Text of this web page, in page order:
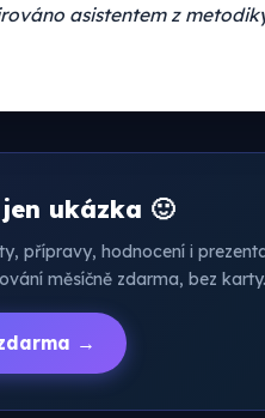
asistentem z
ukázka 🙂
přípravy, hodnocení i
měsíčně zdarma, bez karty.
→